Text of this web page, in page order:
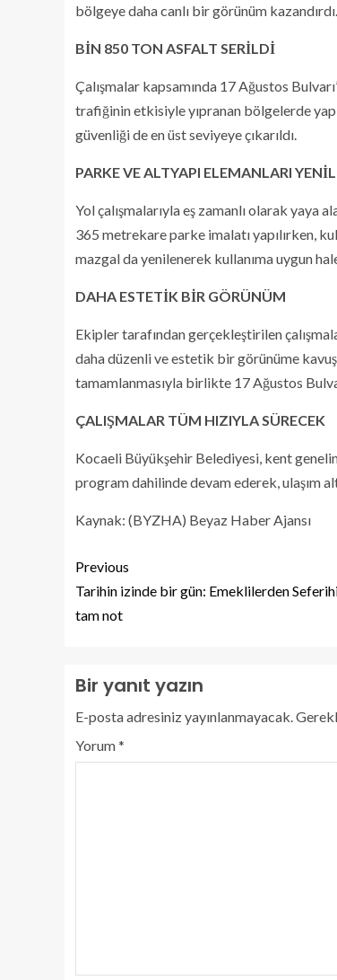
bölgeye daha canlı bir görünüm kazandırdı.
BİN 850 TON ASFALT SERİLDİ
Çalışmalar kapsamında 17 Ağustos
trafiğinin etkisiyle yıpranan bölgelerde
güvenliği de en üst seviyeye çıkarıldı.
PARKE VE ALTYAPI ELEMANLARI
Yol çalışmalarıyla eş zamanlı olarak yaya
365 metrekare parke imalatı yapılırken,
mazgal da yenilenerek kullanıma uygun
DAHA ESTETİK BİR GÖRÜNÜM
Ekipler tarafından gerçekleştirilen
daha düzenli ve estetik bir görünüme
tamamlanmasıyla birlikte 17 Ağustos
ÇALIŞMALAR TÜM HIZIYLA SÜRECEK
Kocaeli Büyükşehir Belediyesi, kent
program dahilinde devam ederek, ulaşım
Kaynak: (BYZHA) Beyaz Haber Ajansı
Previous
Tarihin izinde bir gün: Emeklilerden
tam not
Bir yanıt yazın
E-posta adresiniz yayınlanmayacak.
Yorum*